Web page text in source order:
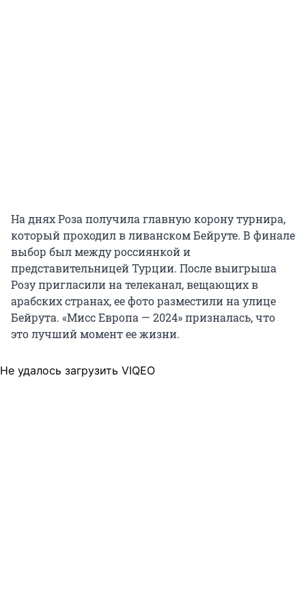
На днях Роза получила главную корону турнира,
который проходил в ливанском Бейруте. В финале
выбор был между россиянкой и
представительницей Турции. После выигрыша
Розу пригласили на телеканал, вещающих в
арабских странах, ее фото разместили на улице
Бейрута. «Мисс Европа — 2024» призналась, что
это лучший момент ее жизни.
Не удалось загрузить VIQEO